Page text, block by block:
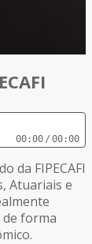
00:00 / 00:00
da FIPECAFI
Atuariais e
de forma